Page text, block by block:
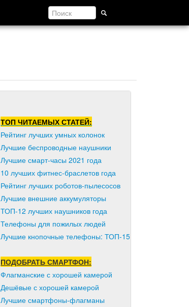
ТОП ЧИТАЕМЫХ СТАТЕЙ:
Рейтинг лучших умных колонок
Лучшие беспроводные наушники
Лучшие смарт-часы 2021 года
10 лучших фитнес-браслетов года
Рейтинг лучших роботов-пылесосов
Лучшие внешние аккумуляторы
ТОП-12 лучших наушников года
Телефоны для пожилых людей
Лучшие кнопочные телефоны: ТОП-15
ПОДОБРАТЬ СМАРТФОН:
Флагманские с хорошей камерой
Дешёвые с хорошей камерой
Лучшие смартфоны-флагманы